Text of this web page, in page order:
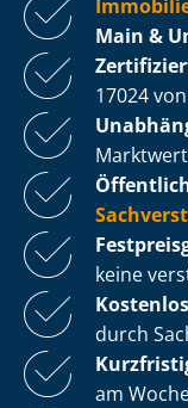
Main &
17024
keine
durch
am